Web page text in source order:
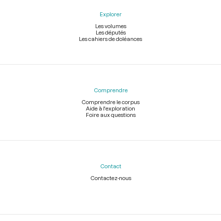
Explorer
Les volumes
Les députés
Les cahiers de doléances
Comprendre
Comprendre le corpus
Aide à l'exploration
Foire aux questions
Contact
Contactez-nous
Légal